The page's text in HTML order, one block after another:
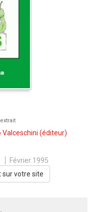
Valceschini (éditeur)
Février 1995
votre site